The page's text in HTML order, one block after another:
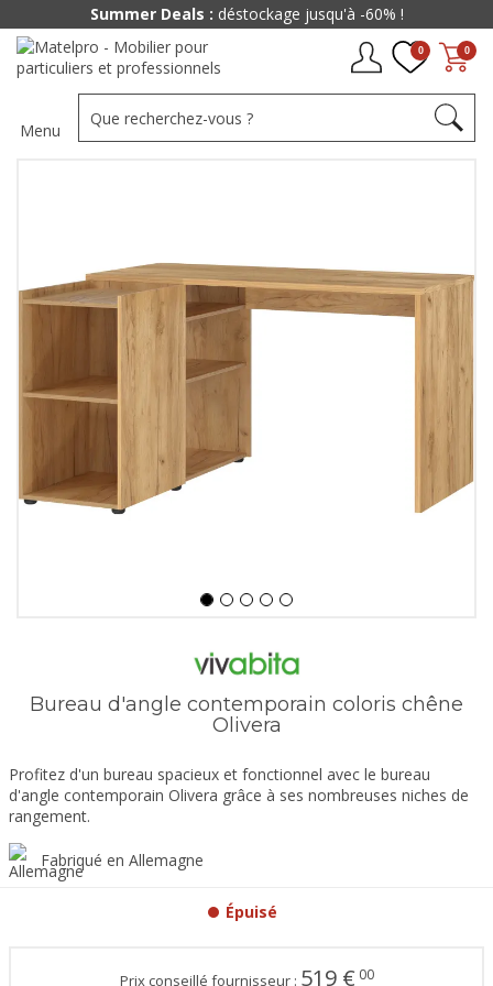
0
0
Menu
Bureau d'angle contemporain coloris chêne
Olivera
Profitez d'un bureau spacieux et fonctionnel avec le bureau
d'angle contemporain Olivera grâce à ses nombreuses niches de
rangement.
Fabriqué en Allemagne
Épuisé
Prix conseillé fournisseur : 519 € 00
Summer Deals : déstockage jusqu'à -60% !